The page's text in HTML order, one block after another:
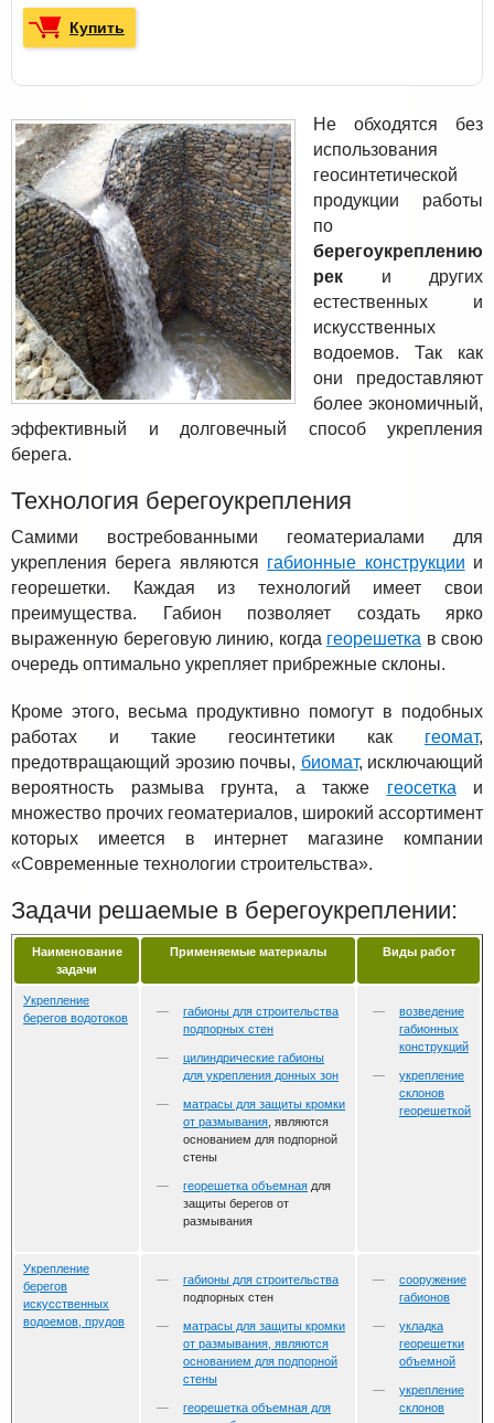
Купить
Не обходятся без
использования
геосинтетической
продукции работы
по
берегоукреплению
рек и других
естественных и
искусственных
водоемов. Так как
они предоставляют
более экономичный,
эффективный и долговечный способ укрепления
берега.
Технология берегоукрепления
Самими востребованными геоматериалами для
укрепления берега являются габионные конструкции и
георешетки. Каждая из технологий имеет свои
преимущества. Габион позволяет создать ярко
выраженную береговую линию, когда георешетка в свою
очередь оптимально укрепляет прибрежные склоны.
Кроме этого, весьма продуктивно помогут в подобных
работах и такие геосинтетики как геомат,
предотвращающий эрозию почвы, биомат, исключающий
вероятность размыва грунта, а также геосетка и
множество прочих геоматериалов, широкий ассортимент
которых имеется в интернет магазине компании
«Современные технологии строительства».
Задачи решаемые в берегоукреплении:
Наименование
задачи
Применяемые материалы Виды работ
Укрепление
берегов водотоков
габионы для строительства
подпорных стен
цилиндрические габионы
для укрепления донных зон
матрасы для защиты кромки
от размывания , являются
основанием для подпорной
стены
георешетка объемная для
защиты берегов от
размывания
возведение
габионных
конструкций
укрепление
склонов
георешеткой
Укрепление
берегов
искусственных
водоемов, прудов
габионы для строительства
подпорных стен
матрасы для защиты кромки
от размывания, являются
основанием для подпорной
стены
георешетка объемная для
сооружение
габионов
укладка
георешетки
объемной
укрепление
склонов